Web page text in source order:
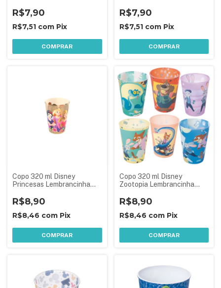
R$7,90
R$7,51 com Pix
COMPRAR
R$7,90
R$7,51 com Pix
COMPRAR
Copo 320 ml Disney
Princesas Lembrancinha
R$8,90
R$8,46 com Pix
COMPRAR
Copo 320 ml Disney
Zootopia Lembrancinha
Peça Sortida
R$8,90
R$8,46 com Pix
COMPRAR